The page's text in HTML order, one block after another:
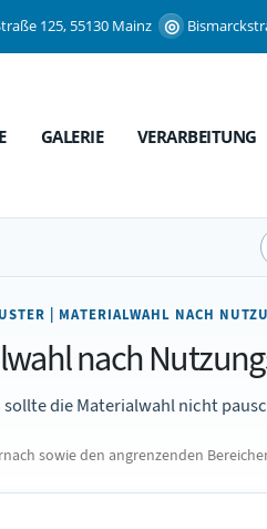
125, 55130 Mainz
GALERIE VERARBEITUNG
| MATERIALWAHL NACH
nach
sollte die Materialwahl nicht
sowie den angrenzenden